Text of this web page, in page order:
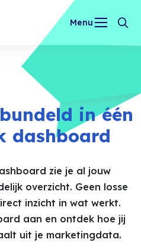
Menu
in één
dashboard
zie je al jouw
overzicht. Geen losse
inzicht in wat werkt.
aan en ontdek hoe jij
uit je marketingdata.